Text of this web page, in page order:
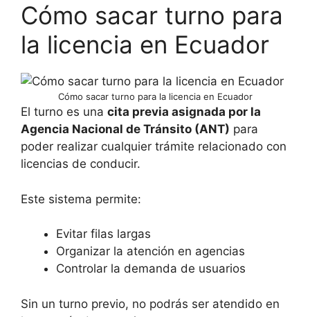
Cómo sacar turno para
la licencia en Ecuador
Cómo sacar turno para la licencia en Ecuador
El turno es una cita previa asignada por la
Agencia Nacional de Tránsito (ANT) para
poder realizar cualquier trámite relacionado con
licencias de conducir.
Este sistema permite:
Evitar filas largas
Organizar la atención en agencias
Controlar la demanda de usuarios
Sin un turno previo, no podrás ser atendido en